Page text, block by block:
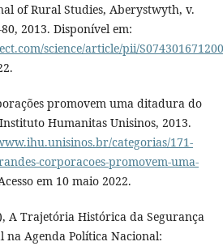
of Rural Studies, Aberystwyth, v.
2013. Disponível em:
science/article/pii/
promovem uma ditadura do
Humanitas Unisinos, 2013.
categorias/171-
corporacoes-promovem-uma-
em 10 maio 2022.
A Trajetória Histórica da Segurança
Agenda Política Nacional: